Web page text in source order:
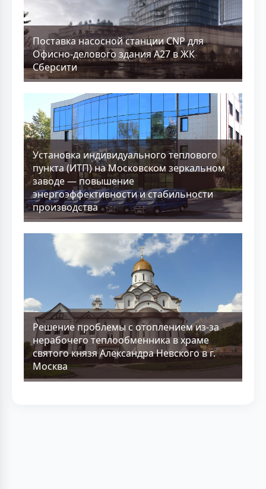
Поставка насосной станции CNP для
Офисно-делового здания А27 в ЖК
Сберсити
Установка индивидуального теплового
пункта (ИТП) на Московском зеркальном
заводе — повышение
энергоэффективности и стабильности
производства
Решение проблемы с отоплением из-за
нерабочего теплообменника в храме
святого князя Александра Невского в г.
Москва